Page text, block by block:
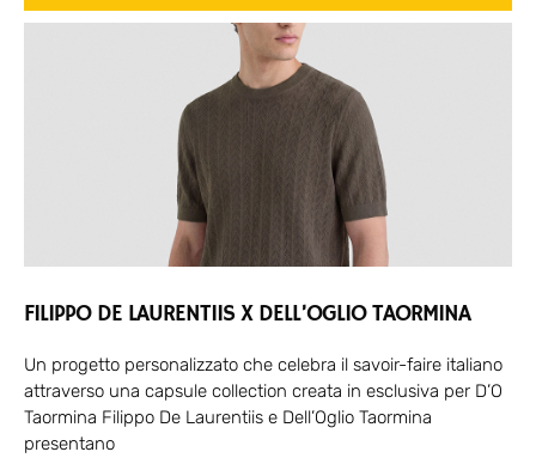
FILIPPO DE LAURENTIIS X DELL’OGLIO TAORMINA
Un progetto personalizzato che celebra il savoir-faire italiano
attraverso una capsule collection creata in esclusiva per D’O
Taormina Filippo De Laurentiis e Dell’Oglio Taormina
presentano